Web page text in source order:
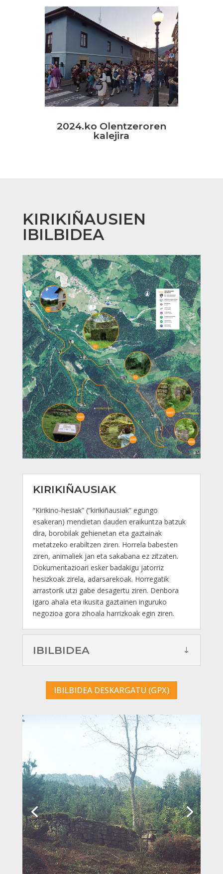
2024.ko Olentzeroren
kalejira
KIRIKIÑAUSIEN
IBILBIDEA
KIRIKIÑAUSIAK
“Kirikino-hesiak” (“kirikiñausiak” egungo
esakeran) mendietan dauden eraikuntza batzuk
dira, borobilak gehienetan eta gaztainak
metatzeko erabiltzen ziren. Horrela babesten
ziren, animaliek jan eta sakabana ez zitzaten.
Dokumentazioari esker badakigu jatorriz
hesizkoak zirela, adarsarekoak. Horregatik
arrastorik utzi gabe desagertu ziren. Denbora
igaro ahala eta ikusita gaztainen inguruko
negozioa gora zihoala harrizkoak egin ziren.
IBILBIDEA
IBILBIDEA DESKARGATU (GPX)